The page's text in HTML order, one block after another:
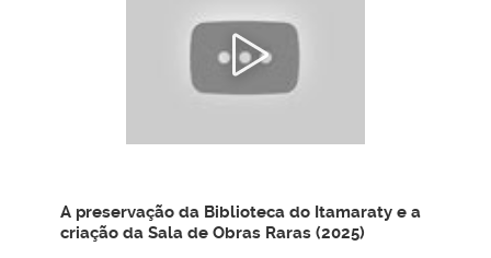
A preservação da Biblioteca do Itamaraty e a
criação da Sala de Obras Raras (2025)